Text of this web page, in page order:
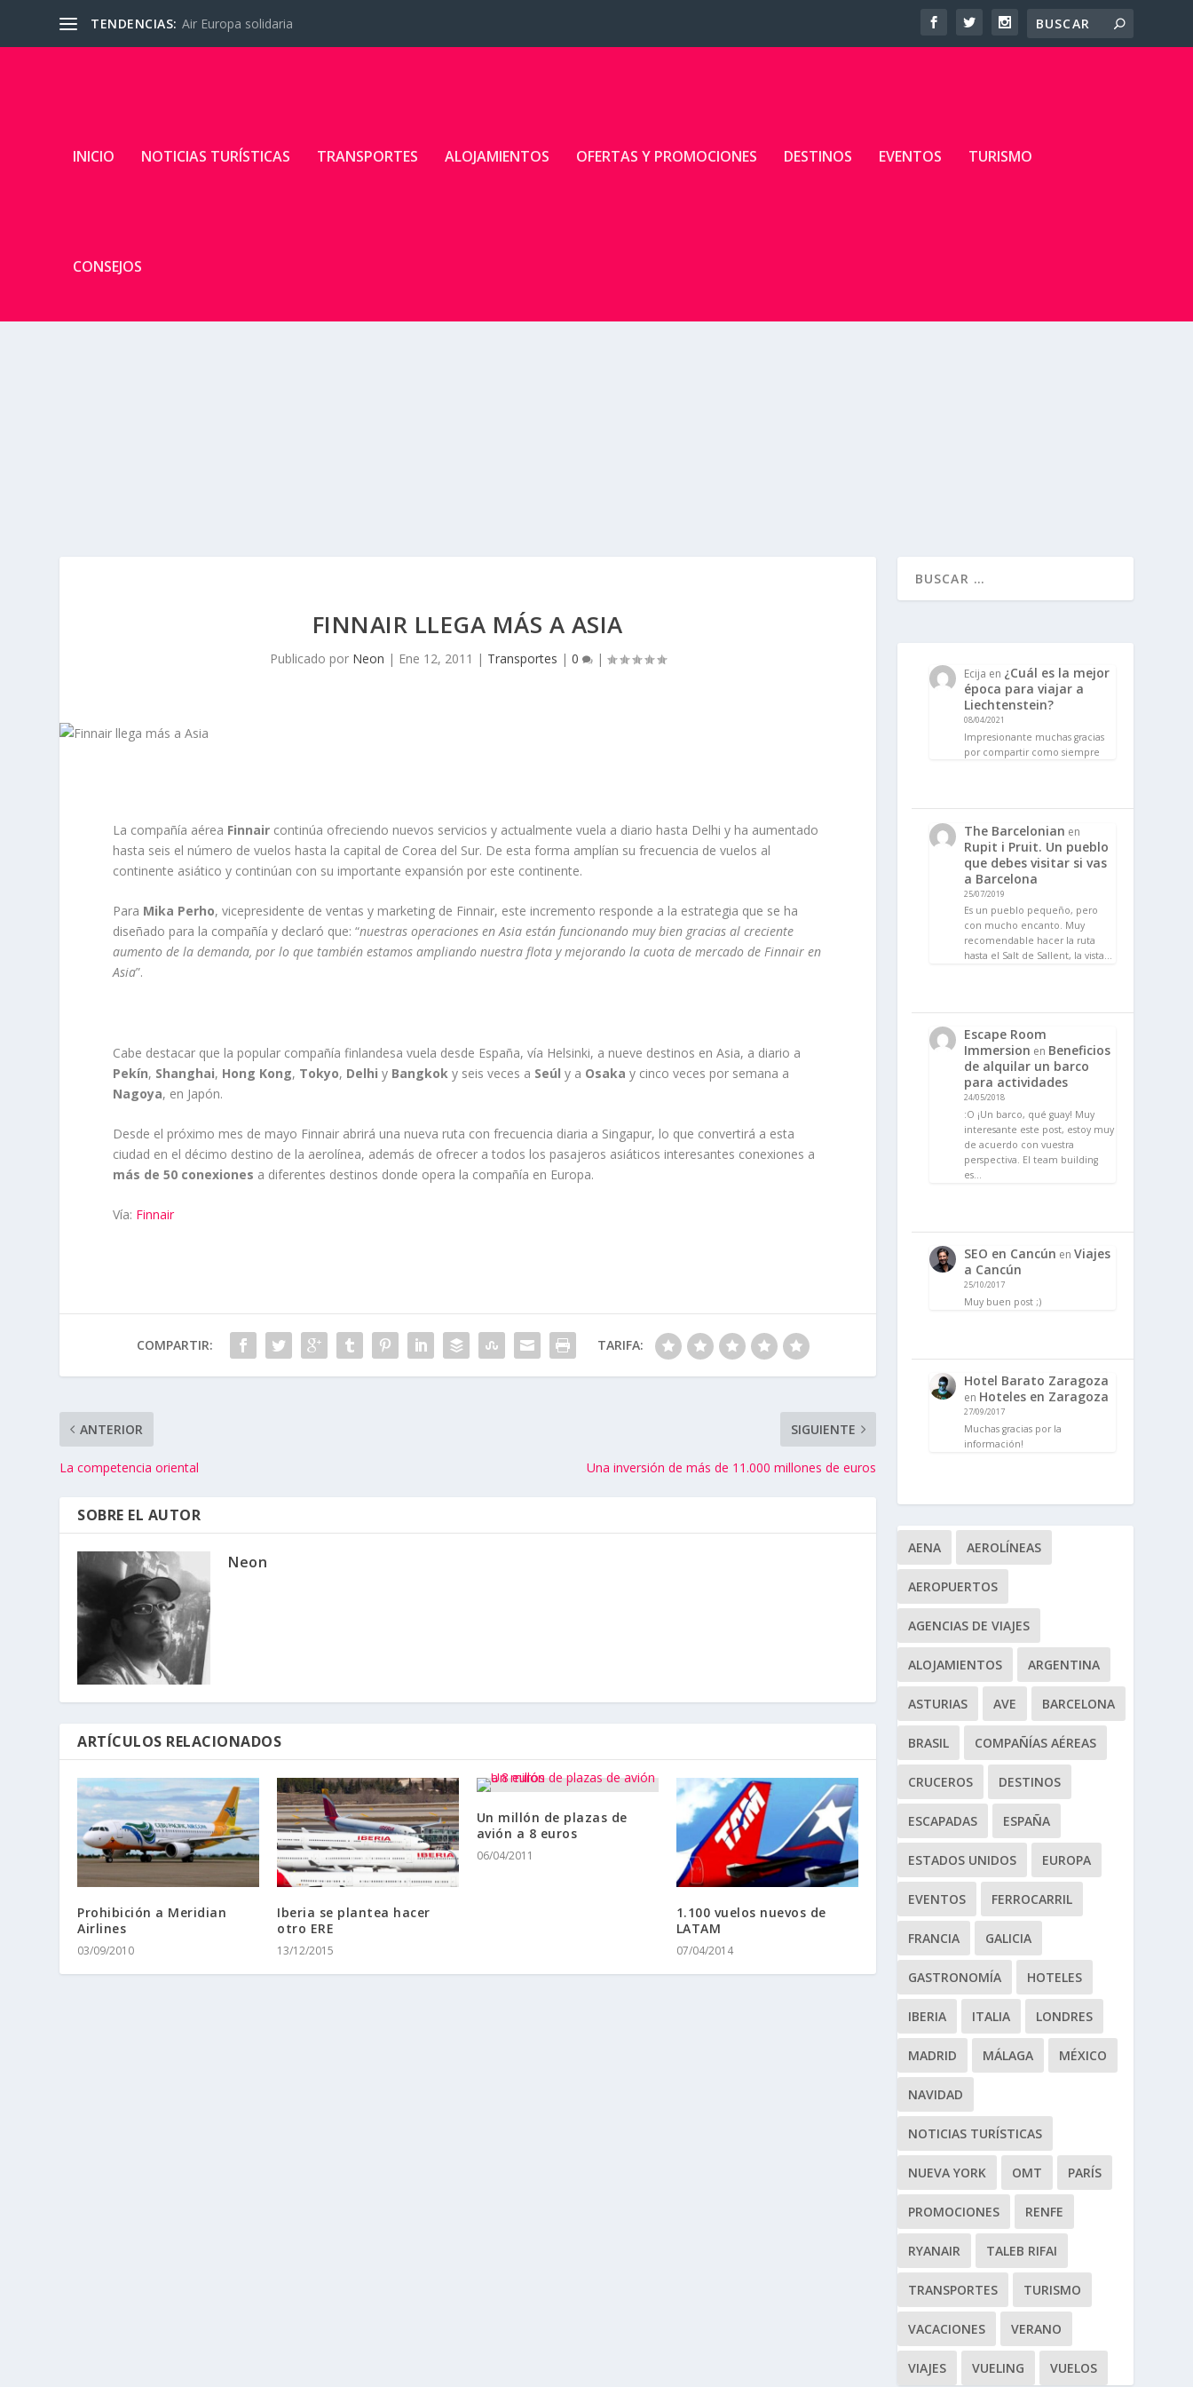
TENDENCIAS: Air Europa solidaria
INICIO NOTICIAS TURÍSTICAS TRANSPORTES ALOJAMIENTOS OFERTAS Y PROMOCIONES DESTINOS EVENTOS TURISMO
CONSEJOS
FINNAIR LLEGA MÁS A ASIA
Publicado por Neon | Ene 12, 2011 | Transportes | 0 |
La compañía aérea Finnair continúa ofreciendo nuevos servicios y actualmente vuela a diario hasta Delhi y ha aumentado
hasta seis el número de vuelos hasta la capital de Corea del Sur. De esta forma amplían su frecuencia de vuelos al
continente asiático y continúan con su importante expansión por este continente.
Para Mika Perho, vicepresidente de ventas y marketing de Finnair, este incremento responde a la estrategia que se ha
diseñado para la compañía y declaró que: “nuestras operaciones en Asia están funcionando muy bien gracias al creciente
aumento de la demanda, por lo que también estamos ampliando nuestra flota y mejorando la cuota de mercado de Finnair en
Asia”.
Cabe destacar que la popular compañía finlandesa vuela desde España, vía Helsinki, a nueve destinos en Asia, a diario a
Pekín, Shanghai, Hong Kong, Tokyo, Delhiy Bangkoky seis veces a Seúly a Osakay cinco veces por semana a
Nagoya, en Japón.
Desde el próximo mes de mayo Finnair abrirá una nueva ruta con frecuencia diaria a Singapur, lo que convertirá a esta
ciudad en el décimo destino de la aerolínea, además de ofrecer a todos los pasajeros asiáticos interesantes conexiones a
más de 50 conexiones a diferentes destinos donde opera la compañía en Europa.
Vía: Finnair
COMPARTIR: TARIFA:
ANTERIOR
La competencia oriental
SIGUIENTE
Una inversión de más de 11.000 millones de euros
SOBRE EL AUTOR
Neon
ARTÍCULOS RELACIONADOS
Prohibición a Meridian
Airlines
03/09/2010
Iberia se plantea hacer
otro ERE
13/12/2015
Un millón de plazas de
avión a 8 euros
06/04/2011
1.100 vuelos nuevos de
LATAM
07/04/2014
Ecija en ¿Cuál es la mejor
época para viajar a
Liechtenstein?
08/04/2021
Impresionante muchas gracias
por compartir como siempre
The Barcelonian en
Rupit i Pruit. Un pueblo
que debes visitar si vas
a Barcelona
25/07/2019
Es un pueblo pequeño, pero
con mucho encanto. Muy
recomendable hacer la ruta
hasta el Salt de Sallent, la vista…
Escape Room
Immersion en Beneficios
de alquilar un barco
para actividades
24/05/2018
:O ¡Un barco, qué guay! Muy
interesante este post, estoy muy
de acuerdo con vuestra
perspectiva. El team building
es…
SEO en Cancún en Viajes
a Cancún
25/10/2017
Muy buen post ;)
Hotel Barato Zaragoza
en Hoteles en Zaragoza
27/09/2017
Muchas gracias por la
información!
AENA AEROLÍNEAS
AEROPUERTOS
AGENCIAS DE VIAJES
ALOJAMIENTOS ARGENTINA
ASTURIAS AVE BARCELONA
BRASIL COMPAÑÍAS AÉREAS
CRUCEROS DESTINOS
ESCAPADAS ESPAÑA
ESTADOS UNIDOS EUROPA
EVENTOS FERROCARRIL
FRANCIA GALICIA
GASTRONOMÍA HOTELES
IBERIA ITALIA LONDRES
MADRID MÁLAGA MÉXICO
NAVIDAD
NOTICIAS TURÍSTICAS
NUEVA YORK OMT PARÍS
PROMOCIONES RENFE
RYANAIR TALEB RIFAI
TRANSPORTES TURISMO
VACACIONES VERANO
VIAJES VUELING VUELOS